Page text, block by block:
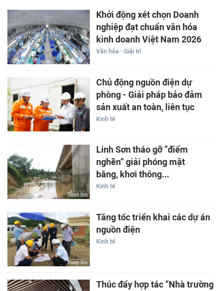
Khởi động xét chọn Doanh
nghiệp đạt chuẩn văn hóa
kinh doanh Việt Nam 2026
Văn hóa - Giải trí
Chủ động nguồn điện dự
phòng - Giải pháp bảo đảm
sản xuất an toàn, liên tục
Kinh tế
Linh Sơn tháo gỡ “điểm
nghẽn” giải phóng mặt
bằng, khơi thông...
Kinh tế
Tăng tốc triển khai các dự án
nguồn điện
Kinh tế
Thúc đẩy hợp tác “Nhà trường